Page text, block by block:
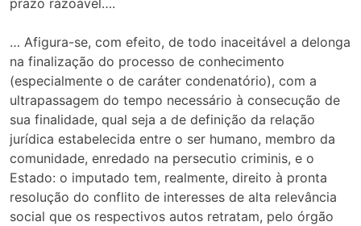
prazo razoável….
… Afigura-se, com efeito, de todo inaceitável a delonga
na finalização do processo de conhecimento
(especialmente o de caráter condenatório), com a
ultrapassagem do tempo necessário à consecução de
sua finalidade, qual seja a de definição da relação
jurídica estabelecida entre o ser humano, membro da
comunidade, enredado na persecutio criminis, e o
Estado: o imputado tem, realmente, direito à pronta
resolução do conflito de interesses de alta relevância
social que os respectivos autos retratam, pelo órgão